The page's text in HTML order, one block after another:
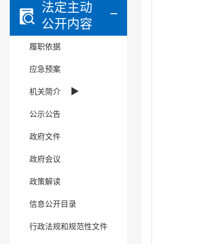
法定主动
公开内容
履职依据
应急预案
机关简介 ▶
公示公告
政府文件
政府会议
政策解读
信息公开目录
行政法规和规范性文件